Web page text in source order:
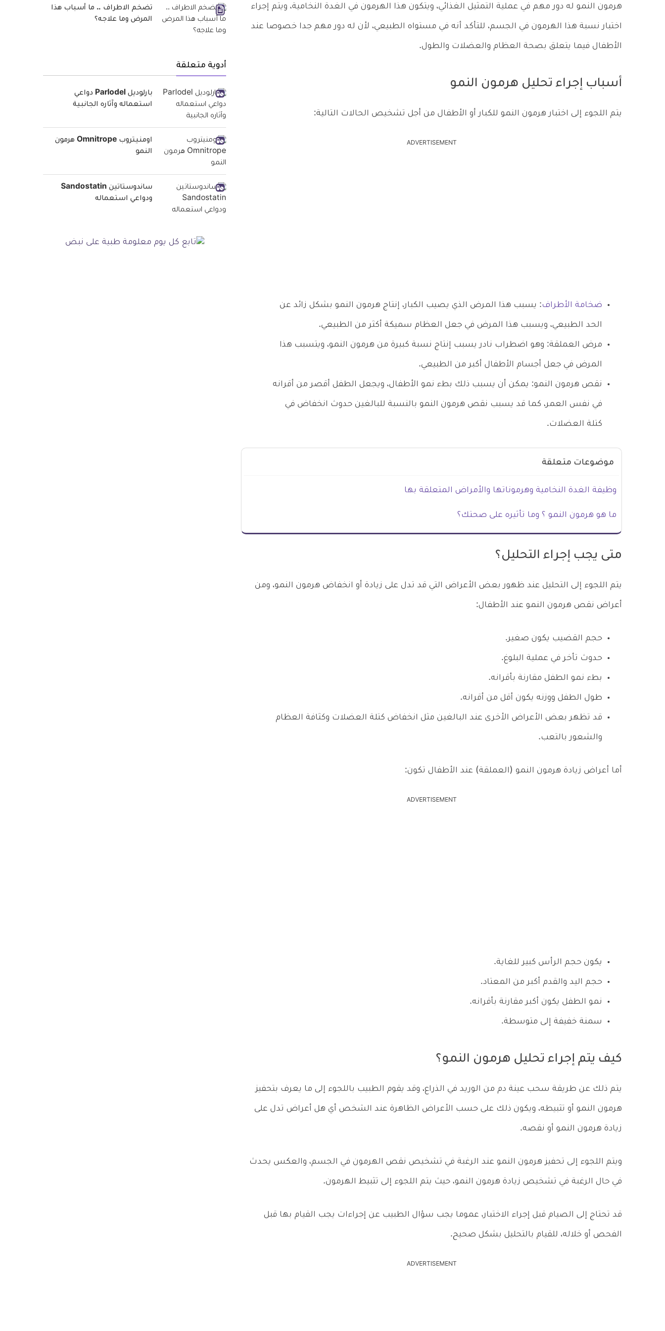
هرمون النمو له دور مهم في عملية التمثيل الغذائي، ويتكون هذا الهرمون في الغدة النخامية، ويتم إجراء
اختبار نسبة هذا الهرمون في الجسم، للتأكد أنه في مستواه الطبيعي، لأن له دور مهم جدا خصوصا عند
الأطفال فيما يتعلق بصحة العظام والعضلات والطول.
أسباب إجراء تحليل هرمون النمو
يتم اللجوء إلى اختبار هرمون النمو للكبار أو الأطفال من أجل تشخيص الحالات التالية:
ADVERTISEMENT
ضخامة الأطراف: يسبب هذا المرض الذي يصيب الكبار، إنتاج هرمون النمو بشكل زائد عن
الحد الطبيعي، ويسبب هذا المرض في جعل العظام سميكة أكثر من الطبيعي.
مرض العملقة: وهو اضطراب نادر يسبب إنتاج نسبة كبيرة من هرمون النمو، ويتسبب هذا
المرض في جعل أجسام الأطفال أكبر من الطبيعي.
نقص هرمون النمو: يمكن أن يسبب ذلك بطء نمو الأطفال، ويجعل الطفل أقصر من أقرانه
في نفس العمر، كما قد يسبب نقص هرمون النمو بالنسبة للبالغين حدوث انخفاض في
كتلة العضلات.
موضوعات متعلقة
وظيفة الغدة النخامية وهرموناتها والأمراض المتعلقة بها
ما هو هرمون النمو ؟ وما تأثيره على صحتك؟
متى يجب إجراء التحليل؟
يتم اللجوء إلى التحليل عند ظهور بعض الأعراض التي قد تدل على زيادة أو انخفاض هرمون النمو، ومن
أعراض نقص هرمون النمو عند الأطفال:
حجم القضيب يكون صغير.
حدوث تأخر في عملية البلوغ.
بطء نمو الطفل مقارنة بأقرانه.
طول الطفل ووزنه يكون أقل من أقرانه.
قد تظهر بعض الأعراض الأخرى عند البالغين مثل انخفاض كتلة العضلات وكثافة العظام
والشعور بالتعب.
أما أعراض زيادة هرمون النمو (العملقة) عند الأطفال تكون:
ADVERTISEMENT
يكون حجم الرأس كبير للغاية.
حجم اليد والقدم أكبر من المعتاد.
نمو الطفل يكون أكبر مقارنة بأقرانه.
سمنة خفيفة إلى متوسطة.
كيف يتم إجراء تحليل هرمون النمو؟
يتم ذلك عن طريقة سحب عينة دم من الوريد في الذراع، وقد يقوم الطبيب باللجوء إلى ما يعرف بتحفيز
هرمون النمو أو تثبيطه، ويكون ذلك على حسب الأعراض الظاهرة عند الشخص أي هل أعراض تدل على
زيادة هرمون النمو أو نقصه.
ويتم اللجوء إلى تحفيز هرمون النمو عند الرغبة في تشخيص نقص الهرمون في الجسم، والعكس يحدث
في حال الرغبة في تشخيص زيادة هرمون النمو، حيث يتم اللجوء إلى تثبيط الهرمون.
قد تحتاج إلى الصيام قبل إجراء الاختبار، عموما يجب سؤال الطبيب عن إجراءات يجب القيام بها قبل
الفحص أو خلاله، للقيام بالتحليل بشكل صحيح.
ADVERTISEMENT
تضخم الاطراف .. ما أسباب هذا
المرض وما علاجه؟
أدوية متعلقة
بارلوديل Parlodel دواعي
استعماله وآثاره الجانبية
اومنيتروب Omnitrope هرمون
النمو
ساندوستاتين Sandostatin
ودواعي استعماله